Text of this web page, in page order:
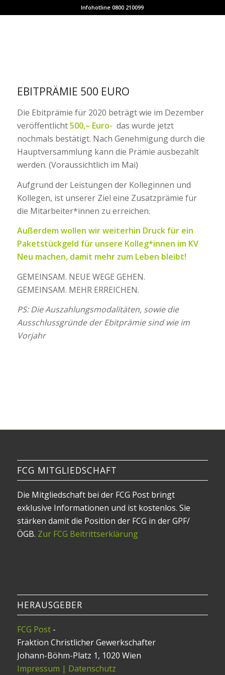
Infohotline 0800 210099
EBITPRÄMIE 500 EURO
Die Ebitprämie für 2020 beträgt wie im Dezember
veröffentlicht500,– Euro- das wurde jetzt
nochmals bestätigt. Nach Genehmigung durch die
Hauptversammlung kann die Prämie ausbezahlt
werden. (Voraussichtlich im Mai)
Aufgrund der Leistungen der Kolleginnen und
Kollegen, ist unserer Ziel eine Zusatzprämie für
die Mitarbeiter*innen zu erreichen.
Außerdem wollen wir weiterhin Druck für ein
Paketstückgeld für unsere Kolleg*innen im KV
Neu machen, damit mehr zum Leben bleibt!
GEMEINSAM. NEUE WEGE GEHEN.
GEMEINSAM. MEHR ERREICHEN.
PS: Die Auszahlungsmodalitäten, sowie die
Ausschlussgründe der Ebitprämie sind wie im
Vorjahr
FCG MITGLIEDSCHAFT
Die Mitgliedschaft bei der FCG Post bringt
exklusive Informationen und ist kostenlos. Sie
stärken damit die Position der FCG in der GPF/
ÖGB. Zur FCG Beitrittserklärung
HERAUSGEBER
FCG Post-
Fraktion Christlicher Gewerkschafter
Johann-Böhm-Platz 1, 1020 Wien
Impressum | Datenschutz